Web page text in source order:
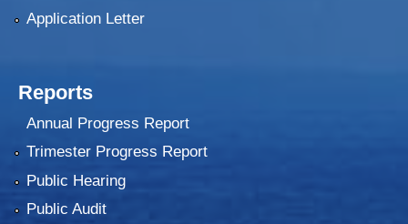
Application Letter
Reports
Annual Progress Report
Trimester Progress Report
Public Hearing
Public Audit